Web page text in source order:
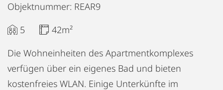
Objektnummer: REAR9
5
42m²
Die Wohneinheiten des Apartmentkomplexes
verfügen über ein eigenes Bad und bieten
kostenfreies WLAN. Einige Unterkünfte im